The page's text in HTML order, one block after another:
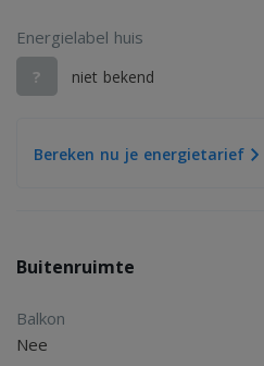
Energielabel huis
?
niet bekend
Bereken nu je energietarief
Buitenruimte
Balkon
Nee